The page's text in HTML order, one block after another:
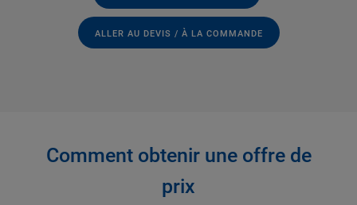
ALLER AU DEVIS / À LA COMMANDE
Comment obtenir une offre de
prix